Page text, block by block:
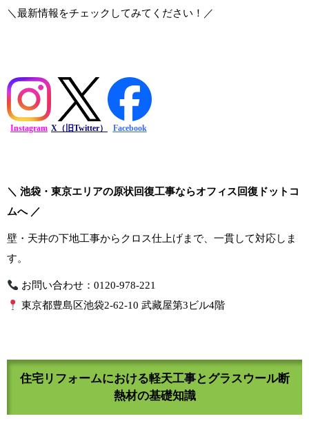
＼最新情報をチェックしてみてください！／
Instagram X（旧Twitter） Facebook
＼ 池袋・東京エリアの原状回復工事ならオフィス回復ドットコ
ムへ ／
壁・天井の下地工事からクロス仕上げまで、一貫して対応しま
す。
お問い合わせ：0120-978-221
東京都豊島区池袋2-62-10 武藏屋第3ビル4階
住宅リフォームにおける軽天工事とグラスウール断
熱材の基礎知識